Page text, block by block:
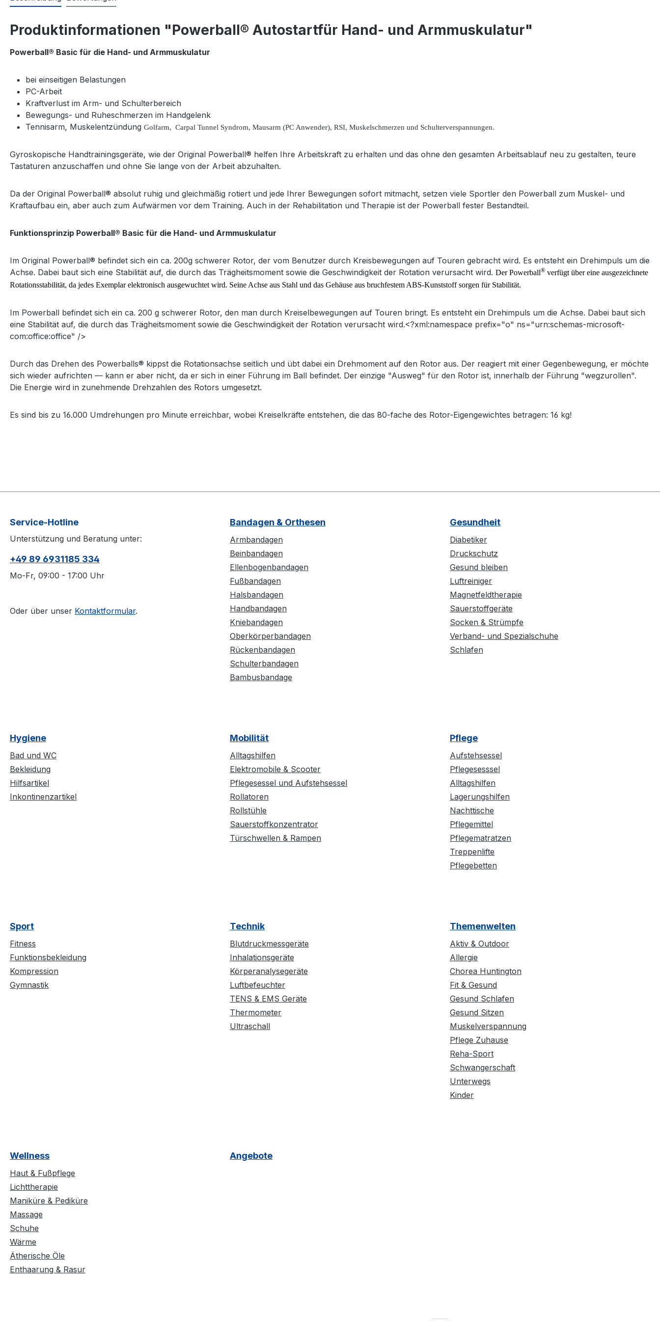
Produktinformationen "Powerball® Autostartfür Hand- und Armmuskulatur"
Powerball® Basic für die Hand- und Armmuskulatur
bei einseitigen Belastungen
PC-Arbeit
Kraftverlust im Arm- und Schulterbereich
Bewegungs- und Ruheschmerzen im Handgelenk
Tennisarm, Muskelentzündung Golfarm, Carpal Tunnel Syndrom, Mausarm (PC Anwender), RSI, Muskelschmerzen und Schulterverspannungen.
Gyroskopische Handtrainingsgeräte, wie der Original Powerball® helfen Ihre Arbeitskraft zu erhalten und das ohne den gesamten Arbeitsablauf neu zu gestalten, teure
Tastaturen anzuschaffen und ohne Sie lange von der Arbeit abzuhalten.
Da der Original Powerball® absolut ruhig und gleichmäßig rotiert und jede Ihrer Bewegungen sofort mitmacht, setzen viele Sportler den Powerball zum Muskel- und
Kraftaufbau ein, aber auch zum Aufwärmen vor dem Training. Auch in der Rehabilitation und Therapie ist der Powerball fester Bestandteil.
Funktionsprinzip Powerball® Basic für die Hand- und Armmuskulatur
Im Original Powerball® befindet sich ein ca. 200g schwerer Rotor, der vom Benutzer durch Kreisbewegungen auf Touren gebracht wird. Es entsteht ein Drehimpuls um die
Achse. Dabei baut sich eine Stabilität auf, die durch das Trägheitsmoment sowie die Geschwindigkeit der Rotation verursacht wird. Der Powerball® verfügt über eine ausgezeichnete
Rotationsstabilität, da jedes Exemplar elektronisch ausgewuchtet wird. Seine Achse aus Stahl und das Gehäuse aus bruchfestem ABS-Kunststoff sorgen für Stabilität.
Im Powerball befindet sich ein ca. 200 g schwerer Rotor, den man durch Kreiselbewegungen auf Touren bringt. Es entsteht ein Drehimpuls um die Achse. Dabei baut sich
eine Stabilität auf, die durch das Trägheitsmoment sowie die Geschwindigkeit der Rotation verursacht wird.<?xml:namespace prefix="o" ns="urn:schemas-microsoft-
com:office:office" />
Durch das Drehen des Powerballs® kippst die Rotationsachse seitlich und übt dabei ein Drehmoment auf den Rotor aus. Der reagiert mit einer Gegenbewegung, er möchte
sich wieder aufrichten — kann er aber nicht, da er sich in einer Führung im Ball befindet. Der einzige "Ausweg" für den Rotor ist, innerhalb der Führung "wegzurollen".
Die Energie wird in zunehmende Drehzahlen des Rotors umgesetzt.
Es sind bis zu 16.000 Umdrehungen pro Minute erreichbar, wobei Kreiselkräfte entstehen, die das 80-fache des Rotor-Eigengewichtes betragen: 16 kg!
Service-Hotline
Unterstützung und Beratung unter:
+49 89 6931185 334
Mo-Fr, 09:00 - 17:00 Uhr
Oder über unser Kontaktformular.
Bandagen & Orthesen
Armbandagen
Beinbandagen
Ellenbogenbandagen
Fußbandagen
Halsbandagen
Handbandagen
Kniebandagen
Oberkörperbandagen
Rückenbandagen
Schulterbandagen
Bambusbandage
Gesundheit
Diabetiker
Druckschutz
Gesund bleiben
Luftreiniger
Magnetfeldtherapie
Sauerstoffgeräte
Socken & Strümpfe
Verband- und Spezialschuhe
Schlafen
Hygiene
Bad und WC
Bekleidung
Hilfsartikel
Inkontinenzartikel
Mobilität
Alltagshilfen
Elektromobile & Scooter
Pflegesessel und Aufstehsessel
Rollatoren
Rollstühle
Sauerstoffkonzentrator
Türschwellen & Rampen
Pflege
Aufstehsessel
Pflegesesssel
Alltagshilfen
Lagerungshilfen
Nachttische
Pflegemittel
Pflegematratzen
Treppenlifte
Pflegebetten
Sport
Fitness
Funktionsbekleidung
Kompression
Gymnastik
Technik
Blutdruckmessgeräte
Inhalationsgeräte
Körperanalysegeräte
Luftbefeuchter
TENS & EMS Geräte
Thermometer
Ultraschall
Themenwelten
Aktiv & Outdoor
Allergie
Chorea Huntington
Fit & Gesund
Gesund Schlafen
Gesund Sitzen
Muskelverspannung
Pflege Zuhause
Reha-Sport
Schwangerschaft
Unterwegs
Kinder
Wellness
Haut & Fußpflege
Lichttherapie
Maniküre & Pediküre
Massage
Schuhe
Wärme
Ätherische Öle
Enthaarung & Rasur
Angebote